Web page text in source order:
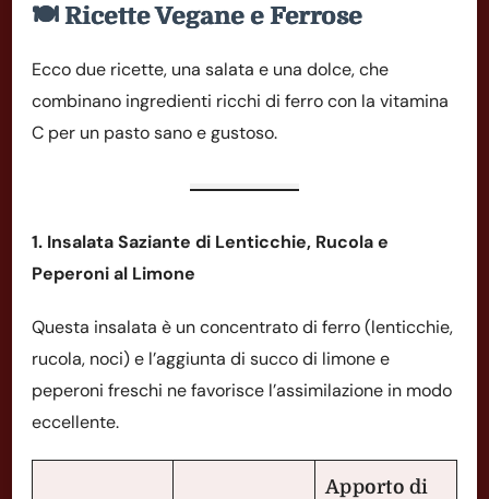
🍽️ Ricette Vegane e Ferrose
Ecco due ricette, una salata e una dolce, che
combinano ingredienti ricchi di ferro con la vitamina
C per un pasto sano e gustoso.
1. Insalata Saziante di Lenticchie, Rucola e
Peperoni al Limone
Questa insalata è un concentrato di ferro (lenticchie,
rucola, noci) e l’aggiunta di succo di limone e
peperoni freschi ne favorisce l’assimilazione in modo
eccellente.
Apporto di